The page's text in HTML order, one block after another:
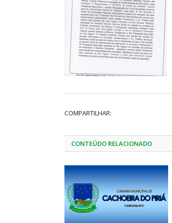
COMPARTILHAR:
CONTEÚDO RELACIONADO